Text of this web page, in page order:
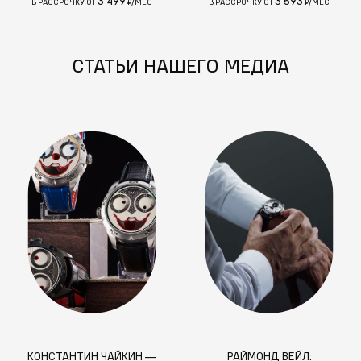
В РАССРОЧКУ ОТ ₽/МЕС В РАССРОЧКУ ОТ ₽/МЕС
СТАТЬИ НАШЕГО МЕДИА
КОНСТАНТИН ЧАЙКИН —
РАЙМОНД ВЕЙЛ: